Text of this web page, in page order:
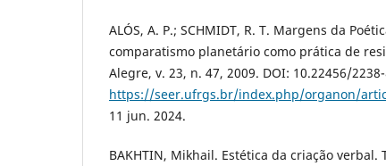
ALÓS, A. P.; SCHMIDT, R. T. Margens da
comparatismo planetário como prática de
Alegre, v. 23, n. 47, 2009. DOI: 10.22456/
https://seer.ufrgs.br/index.php/organon/
11 jun. 2024.
BAKHTIN, Mikhail. Estética da criação